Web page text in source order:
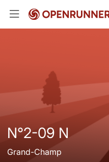
N°2-09 N
Grand-Champ